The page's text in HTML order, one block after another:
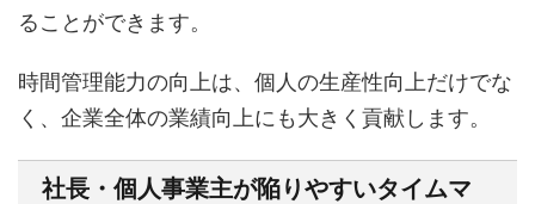
ることができます。
時間管理能力の向上は、個人の生産性向上だけでな
く、企業全体の業績向上にも大きく貢献します。
社長・個人事業主が陥りやすいタイムマ